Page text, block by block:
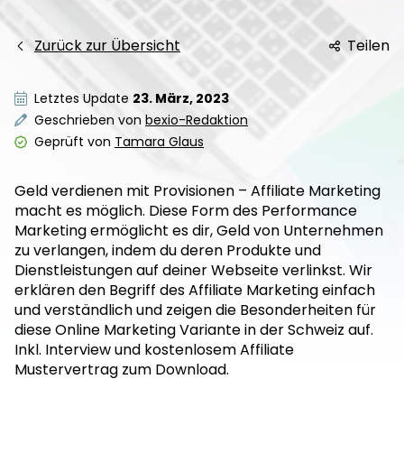
Zurück zur Übersicht Teilen
Letztes Update 23. März, 2023
Geschrieben von bexio-Redaktion
Geprüft von Tamara Glaus
Geld verdienen mit Provisionen – Affiliate Marketing
macht es möglich. Diese Form des Performance
Marketing ermöglicht es dir, Geld von Unternehmen
zu verlangen, indem du deren Produkte und
Dienstleistungen auf deiner Webseite verlinkst. Wir
erklären den Begriff des Affiliate Marketing einfach
und verständlich und zeigen die Besonderheiten für
diese Online Marketing Variante in der Schweiz auf.
Inkl. Interview und kostenlosem Affiliate
Mustervertrag zum Download.